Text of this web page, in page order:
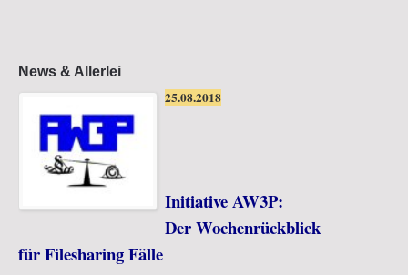
News & Allerlei
25.08.2018
Initiative AW3P:
Der Wochenrückblick
für Filesharing Fälle